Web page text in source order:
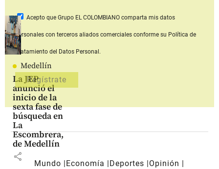
Medellín
La JEP
anunció el
inicio de la
sexta fase de
búsqueda en
La
Escombrera,
de Medellín
share
Acepto que Grupo EL COLOMBIANOcomparta mis datos
personales con terceros aliados comerciales conforme su Política de
Tratamiento del Datos Personal.
Mundo Economía Deportes
Opinión